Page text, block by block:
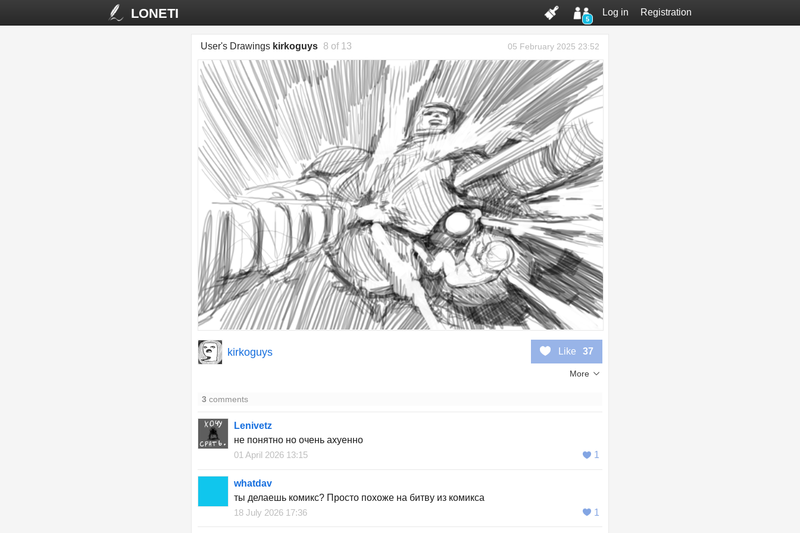
LONETI 5
Log in Registration
05 February 2025 23:52
User's Drawings kirkoguys 8 of 13
kirkoguys Like 37
More
3 comments
Lenivetz
не понятно но очень ахуенно
01 April 2026 13:15
1
whatdav
ты делаешь комикс? Просто похоже на битву из комикса
18 July 2026 17:36
1